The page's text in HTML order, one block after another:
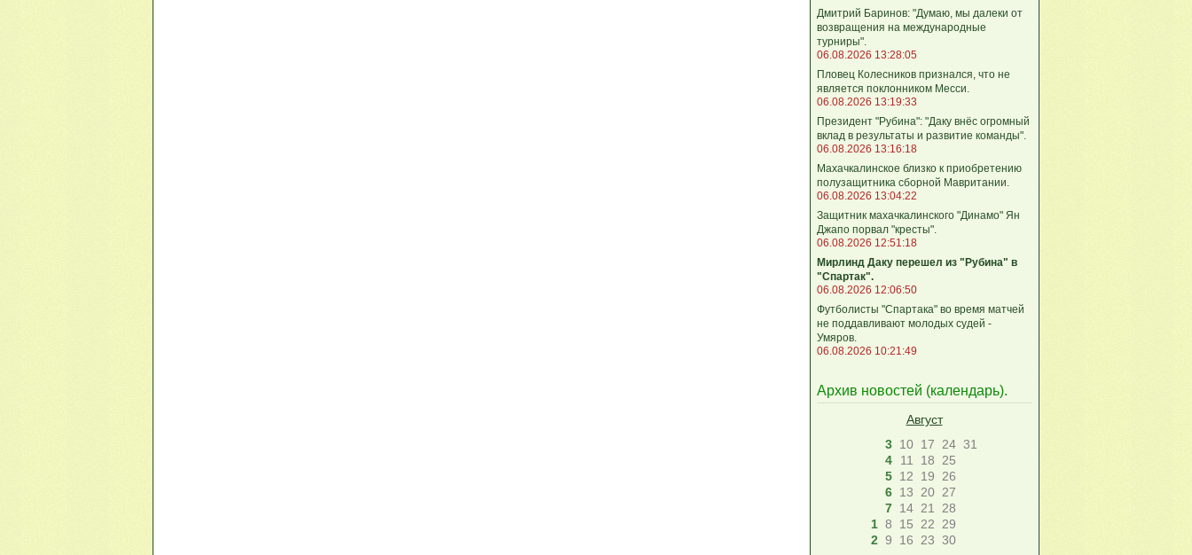
Дмитрий Баринов: "Думаю, мы далеки от
возвращения на международные
турниры".
06.08.2026 13:28:05
Пловец Колесников признался, что не
является поклонником Месси.
06.08.2026 13:19:33
Президент "Рубина": "Даку внёс огромный
вклад в результаты и развитие команды".
06.08.2026 13:16:18
Махачкалинское близко к приобретению
полузащитника сборной Мавритании.
06.08.2026 13:04:22
Защитник махачкалинского "Динамо" Ян
Джапо порвал "кресты".
06.08.2026 12:51:18
Мирлинд Даку перешел из "Рубина" в
"Спартак".
06.08.2026 12:06:50
Футболисты "Спартака" во время матчей
не поддавливают молодых судей -
Умяров.
06.08.2026 10:21:49
Архив новостей (календарь).
Август
3 10 17 24 31
4
11 18
25
5 12 19
26
6 13 20 27
7 14 21
28
1 8 15 22
29
2 9 16 23 30